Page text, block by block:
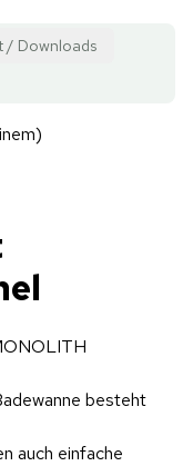
/ Downloads
besteht
auch einfache